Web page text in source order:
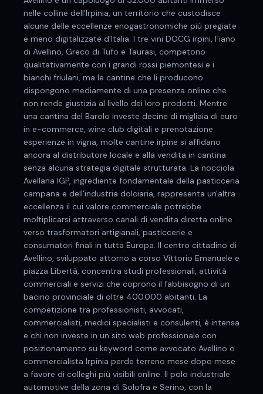
nelle colline dell'Irpinia, un territorio che custodisce
alcune delle eccellenze enogastronomiche più pregiate
e meno digitalizzate d'Italia. I tre vini DOCG irpini, Fiano
di Avellino, Greco di Tufo e Taurasi, competono
qualitativamente con i grandi rossi piemontesi e i
bianchi friulani, ma le cantine che li producono
dispongono mediamente di una presenza online che
non rende giustizia al livello dei loro prodotti. Mentre
una cantina del Barolo investe decine di migliaia di euro
in e-commerce, wine club digitali e prenotazione
esperienze in vigna, molte cantine irpine si affidano
ancora al distributore locale e alla vendita in cantina
senza alcuna strategia digitale strutturata. La nocciola
Avellana IGP, ingrediente fondamentale della pasticceria
campana e dell'industria dolciaria, rappresenta un'altra
eccellenza il cui valore commerciale potrebbe
moltiplicarsi attraverso canali di vendita diretta online
verso trasformatori artigianali, pasticcerie e
consumatori finali in tutta Europa. Il centro cittadino di
Avellino, sviluppato attorno a corso Vittorio Emanuele e
piazza Libertà, concentra studi professionali, attività
commerciali e servizi che coprono il fabbisogno di un
bacino provinciale di oltre 400.000 abitanti. La
competizione tra professionisti, avvocati,
commercialisti, medici specialisti e consulenti, è intensa
e chi non investe in un sito web professionale con
posizionamento su keyword come avvocato Avellino o
commercialista Irpinia perde terreno mese dopo mese
a favore di colleghi più visibili online. Il polo industriale
automotive della zona di Solofra e Serino, con la